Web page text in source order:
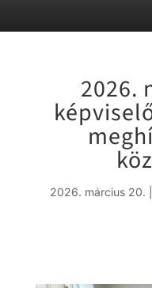
2026.
2026. március 20.